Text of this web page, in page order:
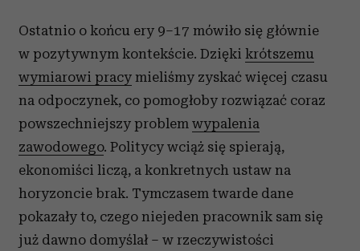
Ostatnio o końcu ery 9–17 mówiło się głównie
w pozytywnym kontekście. Dzięki krótszemu
wymiarowi pracy mieliśmy zyskać więcej czasu
na odpoczynek, co pomogłoby rozwiązać coraz
powszechniejszy problem wypalenia
zawodowego. Politycy wciąż się spierają,
ekonomiści liczą, a konkretnych ustaw na
horyzoncie brak. Tymczasem twarde dane
pokazały to, czego niejeden pracownik sam się
już dawno domyślał – w rzeczywistości